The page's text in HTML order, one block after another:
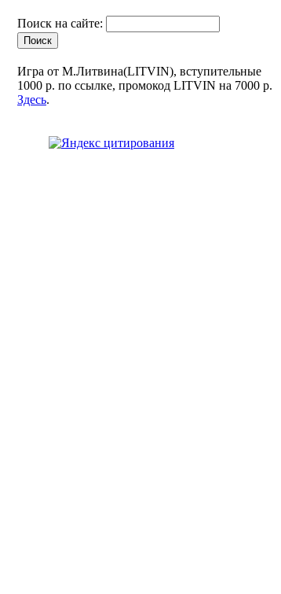
Поиск на сайте:
Игра от М.Литвина(LITVIN), вступительные
1000 р. по ссылке, промокод LITVIN на 7000 р.
Здесь.